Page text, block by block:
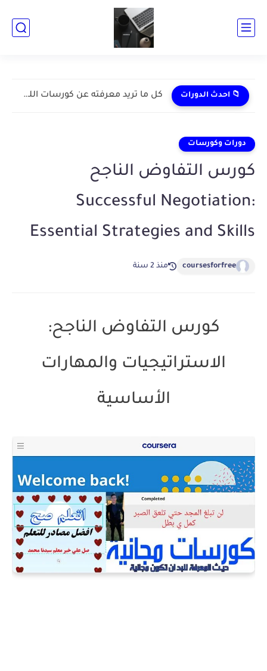
📁 احدث الدورات كل ما تريد معرفته عن كورسات اللغة الانجليزية بالجامعة الامريكية...
دورات وكورسات
كورس التفاوض الناجح
Successful Negotiation:
Essential Strategies and Skills
coursesforfree منذ 2 سنة
كورس التفاوض الناجح:
الاستراتيجيات والمهارات
الأساسية